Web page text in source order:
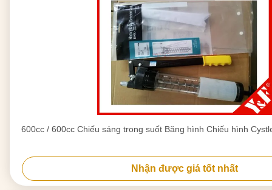
600cc / 600cc Chiếu sáng trong suốt Băng hình Chiếu hình
Nhận được giá tốt nhất